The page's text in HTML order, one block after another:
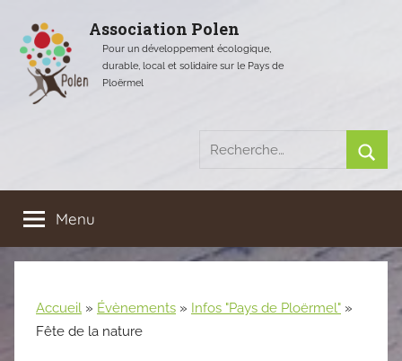
contenu
Association Polen
Pour un développement écologique,
durable, local et solidaire sur le Pays de
Ploërmel
Recherche
:
Menu
Accueil » Évènements » Infos "Pays de Ploërmel" »
Fête de la nature